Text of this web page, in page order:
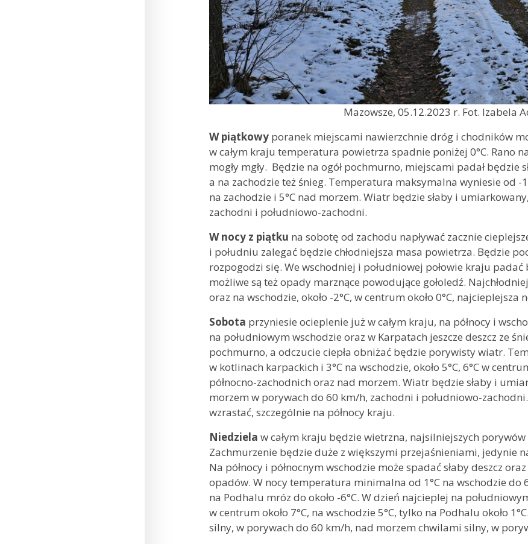
Mazowsze, 05.12.2023 r. Fot. Izabela
W piątkowy poranek miejscami nawierzchnie dróg i chodników
w całym kraju temperatura powietrza spadnie poniżej 0°C. Rano
mogły mgły. Będzie na ogół pochmurno, miejscami padał będzie
a na zachodzie też śnieg. Temperatura maksymalna wyniesie od -
na zachodzie i 5°C nad morzem. Wiatr będzie słaby i
zachodni i południowo-zachodni.
W nocy z piątku na sobotę od zachodu napływać zacznie
i południu zalegać będzie chłodniejsza masa powietrza. Będzie
rozpogodzi się. We wschodniej i południowej połowie kraju
możliwe są też opady marznące powodujące gołoledź.
oraz na wschodzie, około -2°C, w centrum około 0°C, najcieplejsza
Sobota przyniesie ocieplenie już w całym kraju, na północy i
na południowym wschodzie oraz w Karpatach jeszcze deszcz ze
pochmurno, a odczucie ciepła obniżać będzie porywisty wiatr.
w kotlinach karpackich i 3°C na wschodzie, około 5°C, 6°C w
północno-zachodnich oraz nad morzem. Wiatr będzie słaby i
morzem w porywach do 60 km/h, zachodni i południowo-
wzrastać, szczególnie na północy kraju.
Niedziela w całym kraju będzie wietrzna, najsilniejszych
Zachmurzenie będzie duże z większymi przejaśnieniami, jedynie
Na północy i północnym wschodzie może spadać słaby deszcz
opadów. W nocy temperatura minimalna od 1°C na wschodzie do
na Podhalu mróz do około -6°C. W dzień najcieplej na
w centrum około 7°C, na wschodzie 5°C, tylko na Podhalu około
silny, w porywach do 60 km/h, nad morzem chwilami silny, w